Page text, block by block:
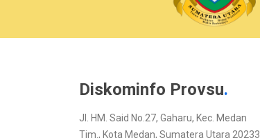
Diskominfo Provsu.
Jl. HM. Said No.27, Gaharu, Kec. Medan
Tim., Kota Medan, Sumatera Utara 20233